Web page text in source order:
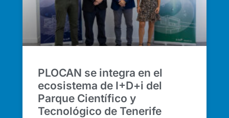
PLOCAN se integra en el
ecosistema de I+D+i del
Parque Científico y
Tecnológico de Tenerife